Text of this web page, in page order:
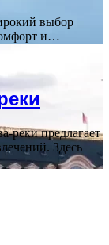
выбор
и…
реки предлагает
Здесь